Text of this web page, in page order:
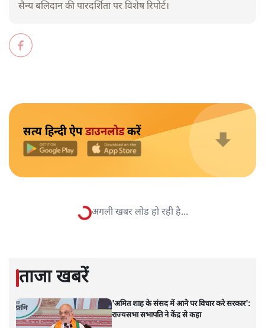
सैन्य बलिदान की पारदर्शिता पर विशेष रिपोर्ट।
सत्य हिन्दी ऐपडाउनलोडकरें
स्थगित; राहुल बोले- 'युवाओं के भविष्य
की चोरी'
महाराष्ट्र| 27 JUN, 2026